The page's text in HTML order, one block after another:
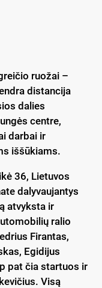
ruožai –
distancija
dalies
centre,
darbai ir
iššūkiams.
36, Lietuvos
dalyvaujantys
atvyksta ir
ralio
Firantas,
Egidijus
pat čia startuos ir
Visą